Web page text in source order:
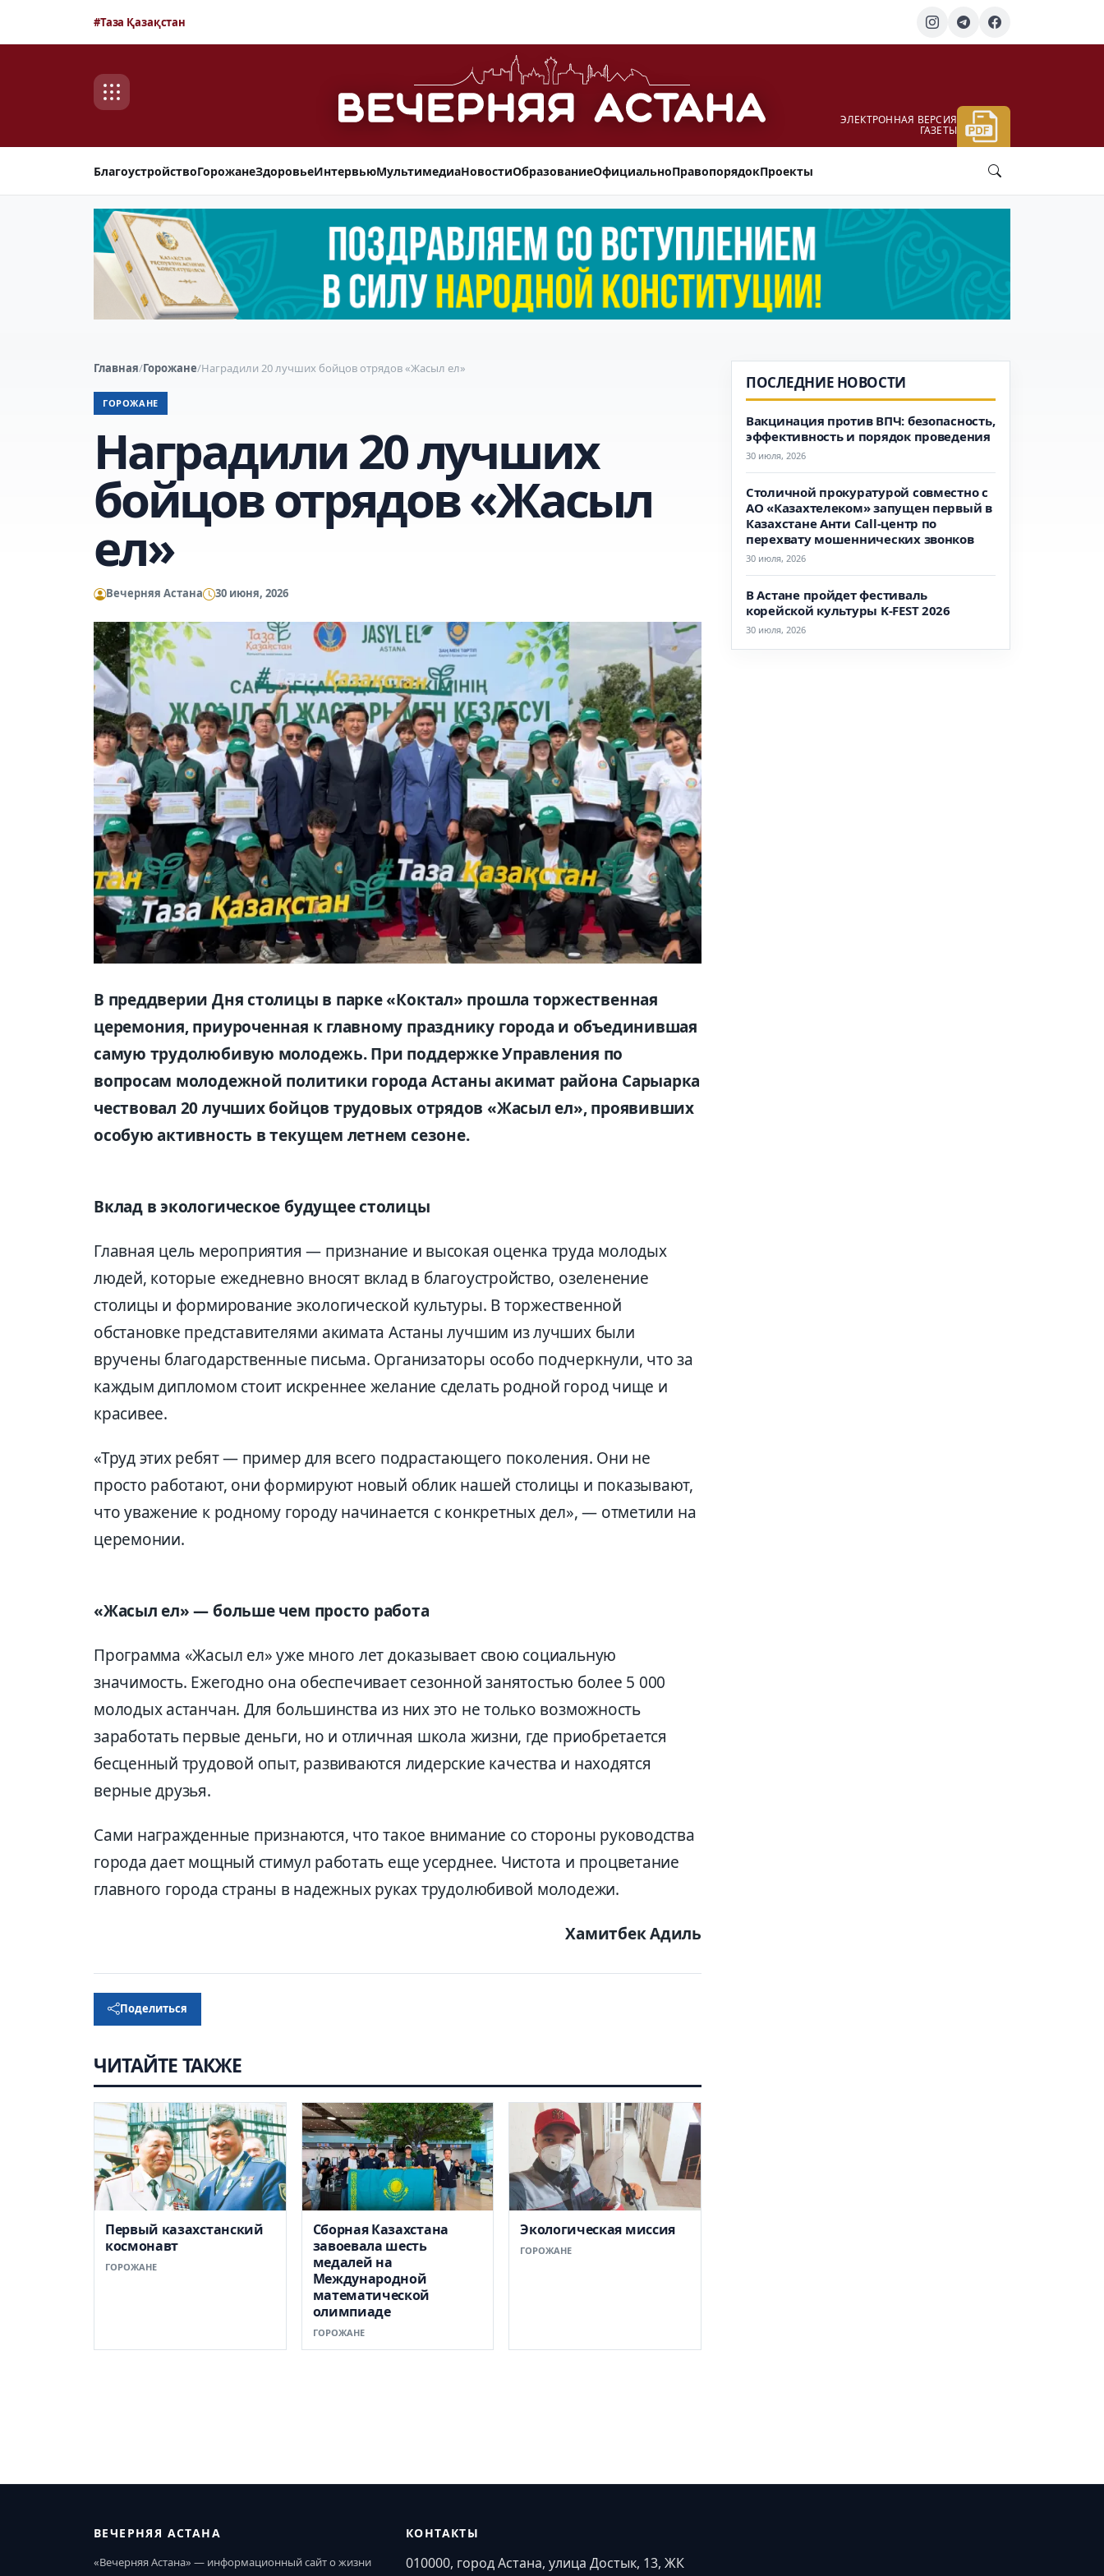
#Таза Қазақстан
ЭЛЕКТРОННАЯ ВЕРСИЯ
ГАЗЕТЫ
БлагоустройствоГорожанеЗдоровьеИнтервьюМультимедиаНовостиОбразованиеОфициальноПравопорядокПроекты
Главная/Горожане/Наградили 20 лучших бойцов отрядов «Жасыл ел»
ГОРОЖАНЕ
Наградили 20 лучших
бойцов отрядов «Жасыл
ел»
Вечерняя Астана 30 июня, 2026
В преддверии Дня столицы в парке «Коктал» прошла торжественная
церемония, приуроченная к главному празднику города и объединившая
самую трудолюбивую молодежь. При поддержке Управления по
вопросам молодежной политики города Астаны акимат района Сарыарка
чествовал 20 лучших бойцов трудовых отрядов «Жасыл ел», проявивших
особую активность в текущем летнем сезоне.
Вклад в экологическое будущее столицы
Главная цель мероприятия — признание и высокая оценка труда молодых
людей, которые ежедневно вносят вклад в благоустройство, озеленение
столицы и формирование экологической культуры. В торжественной
обстановке представителями акимата Астаны лучшим из лучших были
вручены благодарственные письма. Организаторы особо подчеркнули, что за
каждым дипломом стоит искреннее желание сделать родной город чище и
красивее.
«Труд этих ребят — пример для всего подрастающего поколения. Они не
просто работают, они формируют новый облик нашей столицы и показывают,
что уважение к родному городу начинается с конкретных дел», — отметили на
церемонии.
«Жасыл ел» — больше чем просто работа
Программа «Жасыл ел» уже много лет доказывает свою социальную
значимость. Ежегодно она обеспечивает сезонной занятостью более 5 000
молодых астанчан. Для большинства из них это не только возможность
заработать первые деньги, но и отличная школа жизни, где приобретается
бесценный трудовой опыт, развиваются лидерские качества и находятся
верные друзья.
Сами награжденные признаются, что такое внимание со стороны руководства
города дает мощный стимул работать еще усерднее. Чистота и процветание
главного города страны в надежных руках трудолюбивой молодежи.
Хамитбек Адиль
Поделиться
ЧИТАЙТЕ ТАКЖЕ
Первый казахстанский
космонавт
ГОРОЖАНЕ
Сборная Казахстана
завоевала шесть
медалей на
Международной
математической
олимпиаде
ГОРОЖАНЕ
Экологическая миссия
ГОРОЖАНЕ
ПОСЛЕДНИЕ НОВОСТИ
Вакцинация против ВПЧ: безопасность,
эффективность и порядок проведения
30 июля, 2026
Столичной прокуратурой совместно с
АО «Казахтелеком» запущен первый в
Казахстане Анти Call-центр по
перехвату мошеннических звонков
30 июля, 2026
В Астане пройдет фестиваль
корейской культуры K-FEST 2026
30 июля, 2026
ВЕЧЕРНЯЯ АСТАНА
«Вечерняя Астана» — информационный сайт о жизни
КОНТАКТЫ
010000, город Астана, улица Достык, 13, ЖК